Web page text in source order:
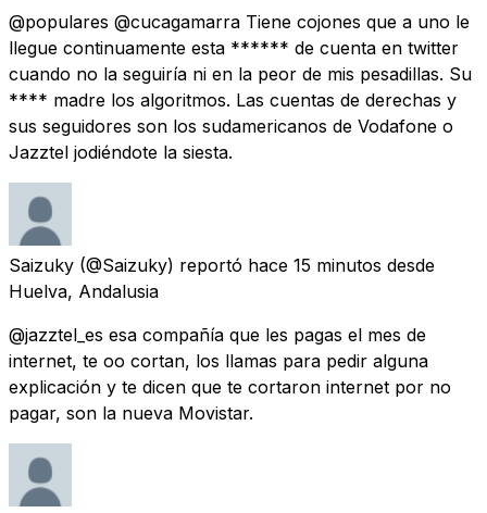
@populares @cucagamarra Tiene cojones que a uno le
llegue continuamente esta ****** de cuenta en twitter
cuando no la seguiría ni en la peor de mis pesadillas. Su
**** madre los algoritmos. Las cuentas de derechas y
sus seguidores son los sudamericanos de Vodafone o
Jazztel jodiéndote la siesta.
Saizuky (@Saizuky) reportó hace 15 minutos desde
Huelva, Andalusia
@jazztel_es esa compañía que les pagas el mes de
internet, te oo cortan, los llamas para pedir alguna
explicación y te dicen que te cortaron internet por no
pagar, son la nueva Movistar.